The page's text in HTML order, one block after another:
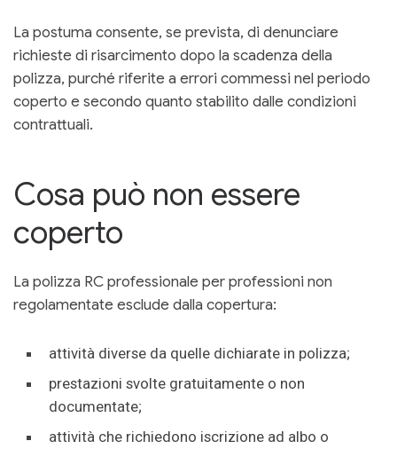
La postuma consente, se prevista, di denunciare
richieste di risarcimento dopo la scadenza della
polizza, purché riferite a errori commessi nel periodo
coperto e secondo quanto stabilito dalle condizioni
contrattuali.
Cosa può non essere
coperto
La polizza RC professionale per professioni non
regolamentate esclude dalla copertura:
attività diverse da quelle dichiarate in polizza;
prestazioni svolte gratuitamente o non
documentate;
attività che richiedono iscrizione ad albo o